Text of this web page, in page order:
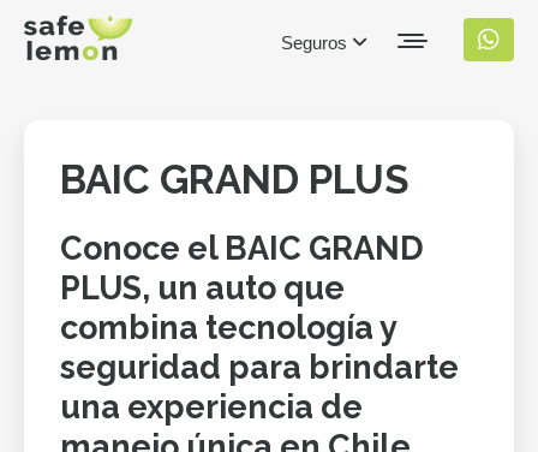
Seguros
BAIC GRAND PLUS
Conoce el BAIC GRAND
PLUS, un auto que
combina tecnología y
seguridad para brindarte
una experiencia de